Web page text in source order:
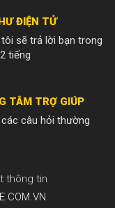
ĐIỆN TỬ
sẽ trả lời bạn trong
tiếng
TÂM TRỢ GIÚP
câu hỏi thường
thông tin